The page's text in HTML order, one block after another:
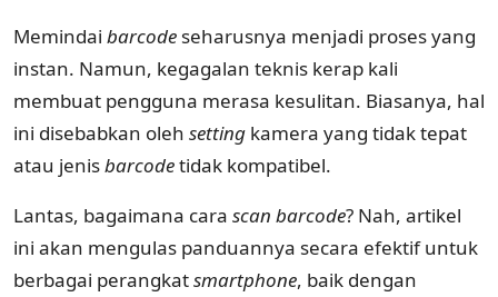
Memindai barcode seharusnya menjadi proses yang
instan. Namun, kegagalan teknis kerap kali
membuat pengguna merasa kesulitan. Biasanya, hal
ini disebabkan oleh setting kamera yang tidak tepat
atau jenisbarcodetidak kompatibel.
Lantas, bagaimana cara scan barcode? Nah, artikel
ini akan mengulas panduannya secara efektif untuk
berbagai perangkatsmartphone, baik dengan